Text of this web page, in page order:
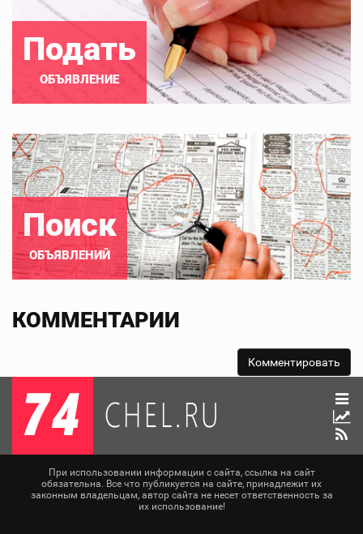
Подать
ОБЪЯВЛЕНИЕ
Поиск
ОБЪЯВЛЕНИЙ
КОММЕНТАРИИ
При использовании информации с сайта, ссылка на сайт
обязательна. Все что публикуется на сайте, принадлежит их
законным владельцам, автор сайта не несет ответственность за
их использование!